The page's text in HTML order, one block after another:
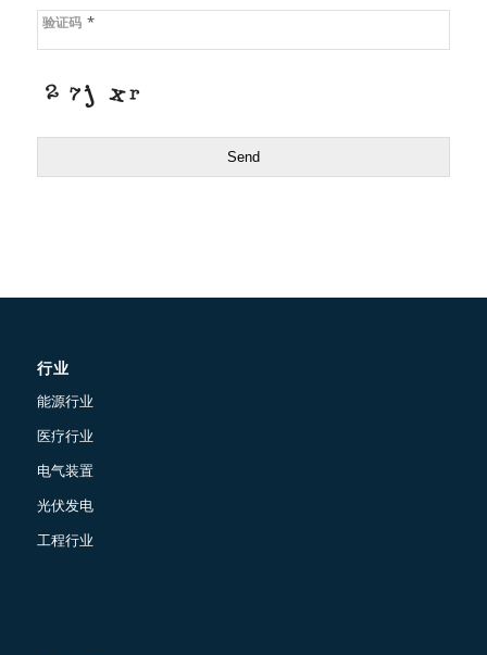
验证码 *
Send
行业
能源行业
医疗行业
电气装置
光伏发电
工程行业